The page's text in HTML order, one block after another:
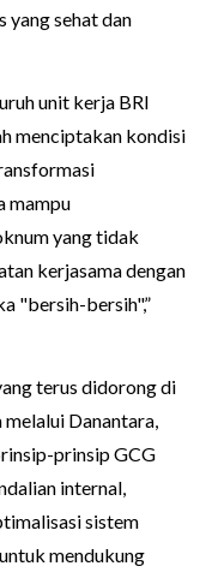
yang sehat dan
unit kerja BRI
menciptakan kondisi
mampu
yang tidak
kerjasama dengan
"bersih-bersih",”
terus didorong di
Danantara,
prinsip GCG
internal,
sistem
mendukung